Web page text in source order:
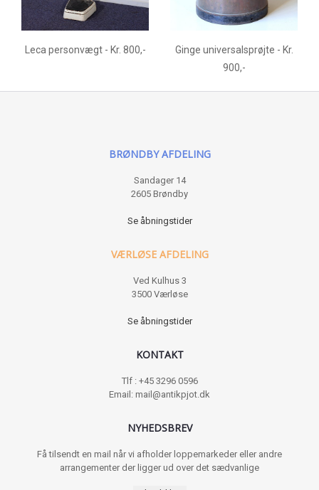
Leca personvægt - Kr. 800,-
Ginge universalsprøjte - Kr.
900,-
BRØNDBY AFDELING
Sandager 14
2605 Brøndby
Se åbningstider
VÆRLØSE AFDELING
Ved Kulhus 3
3500 Værløse
Se åbningstider
KONTAKT
Tlf : +45 3296 0596
Email: mail@antikpjot.dk
NYHEDSBREV
Få tilsendt en mail når vi afholder loppemarkeder eller andre
arrangementer der ligger ud over det sædvanlige